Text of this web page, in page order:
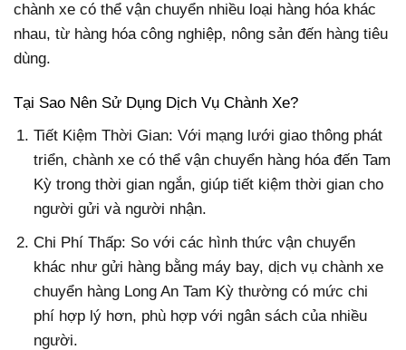
chành xe có thể vận chuyển nhiều loại hàng hóa khác
nhau, từ hàng hóa công nghiệp, nông sản đến hàng tiêu
dùng.
Tại Sao Nên Sử Dụng Dịch Vụ Chành Xe?
Tiết Kiệm Thời Gian: Với mạng lưới giao thông phát
triển, chành xe có thể vận chuyển hàng hóa đến Tam
Kỳ trong thời gian ngắn, giúp tiết kiệm thời gian cho
người gửi và người nhận.
Chi Phí Thấp: So với các hình thức vận chuyển
khác như gửi hàng bằng máy bay, dịch vụ chành xe
chuyển hàng Long An Tam Kỳ thường có mức chi
phí hợp lý hơn, phù hợp với ngân sách của nhiều
người.